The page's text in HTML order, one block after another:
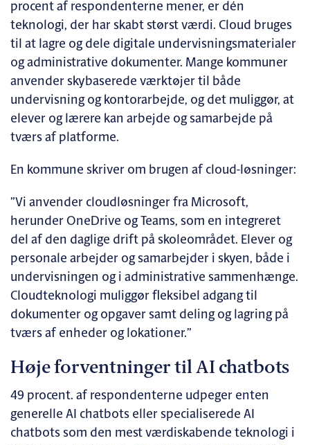
procent af respondenterne mener, er dén
teknologi, der har skabt størst værdi. Cloud bruges
til at lagre og dele digitale undervisningsmaterialer
og administrative dokumenter. Mange kommuner
anvender skybaserede værktøjer til både
undervisning og kontorarbejde, og det muliggør, at
elever og lærere kan arbejde og samarbejde på
tværs af platforme.
En kommune skriver om brugen af cloud-løsninger:
”Vi anvender cloudløsninger fra Microsoft,
herunder OneDrive og Teams, som en integreret
del af den daglige drift på skoleområdet. Elever og
personale arbejder og samarbejder i skyen, både i
undervisningen og i administrative sammenhænge.
Cloudteknologi muliggør fleksibel adgang til
dokumenter og opgaver samt deling og lagring på
tværs af enheder og lokationer.”
Høje forventninger til AI chatbots
49 procent. af respondenterne udpeger enten
generelle AI chatbots eller specialiserede AI
chatbots som den mest værdiskabende teknologi i